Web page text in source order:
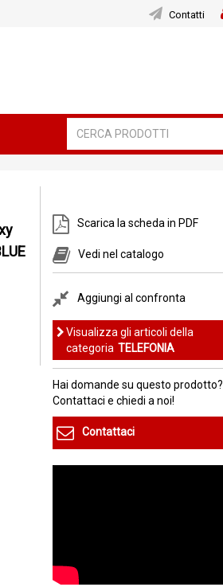
Contatti
Scarica la scheda in PDF
Vedi nel catalogo
Aggiungi al confronta
Visualizza gli articoli della
categoria TELEFONIA
Hai domande su questo prodotto?
Contattaci e chiedi a noi!
Contattaci